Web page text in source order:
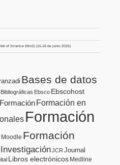
of Science (WoS) (16-18 de junio 2026)
Bases de datos
Ebsco Ebscohost
FormaciónFormación en
Formación
Moodle Formación
InvestigaciónJCR Journal
Libros electrónicos Medline